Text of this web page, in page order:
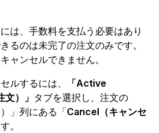
は、手数料を支払う必要はあり
るのは未完了の注文のみです。
ャンセルできません。
ルするには、
「Active
）」 タブを選択し、注文の
」列にある「Cancel（キャンセ
。